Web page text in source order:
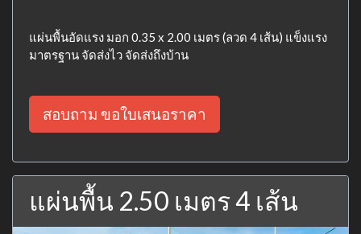
แผ่นพื้นอัดแรง มอก 0.35 x 2.00 เมตร (ลวด 4 เส้น) แข็งแรง
มาตรฐาน จัดส่งไว จัดส่งถึงบ้าน
สอบถาม ขอใบเสนอราคา
แผ่นพื้น 2.50 เมตร 4 เส้น